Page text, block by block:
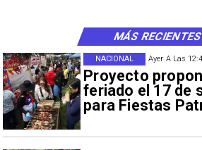
Ayer A Las
Proyecto
feriado el 17 de
para Fiestas
NACIONAL
MÁS RECIENTES